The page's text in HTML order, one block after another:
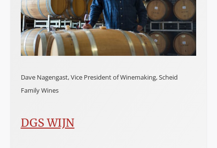
Dave Nagengast, Vice President of Winemaking, Scheid
Family Wines
DGS WIJN